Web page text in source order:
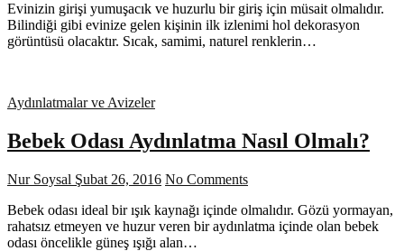
Evinizin girişi yumuşacık ve huzurlu bir giriş için müsait olmalıdır.
Bilindiği gibi evinize gelen kişinin ilk izlenimi hol dekorasyon
görüntüsü olacaktır. Sıcak, samimi, naturel renklerin…
Aydınlatmalar ve Avizeler
Bebek Odası Aydınlatma Nasıl Olmalı?
Nur Soysal Şubat 26, 2016 No Comments
Bebek odası ideal bir ışık kaynağı içinde olmalıdır. Gözü yormayan,
rahatsız etmeyen ve huzur veren bir aydınlatma içinde olan bebek
odası öncelikle güneş ışığı alan…